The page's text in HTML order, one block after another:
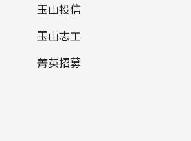
玉山投信
玉山志工
菁英招募